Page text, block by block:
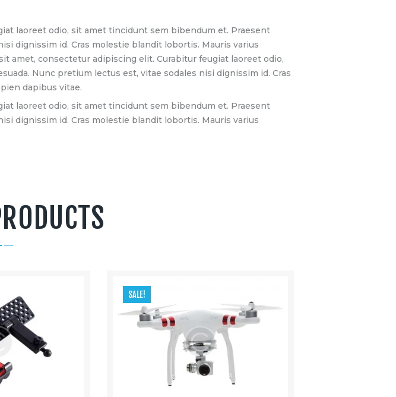
laoreet odio, sit amet tincidunt sem bibendum et. Praesent
dignissim id. Cras molestie blandit lobortis. Mauris varius
amet, consectetur adipiscing elit. Curabitur feugiat laoreet odio,
Nunc pretium lectus est, vitae sodales nisi dignissim id. Cras
dapibus vitae.
laoreet odio, sit amet tincidunt sem bibendum et. Praesent
dignissim id. Cras molestie blandit lobortis. Mauris varius
SALE!